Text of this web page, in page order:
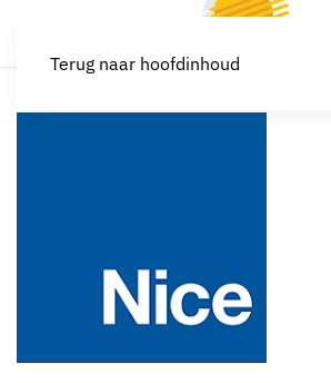
Terug naar hoofdinhoud